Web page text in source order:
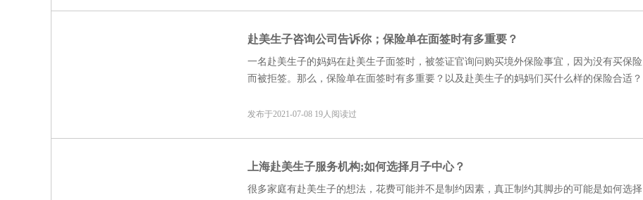
赴美生子咨询公司告诉你；保险单在面签时有多重要？
一名赴美生子的妈妈在赴美生子面签时，被签证官询问购买境外保险事宜，因为没有买保险
而被拒签。那么，保险单在面签时有多重要？以及赴美生子的妈妈们买什么样的保险合适？
发布于2021-07-08 19人阅读过
上海赴美生子服务机构;如何选择月子中心？
很多家庭有赴美生子的想法，花费可能并不是制约因素，真正制约其脚步的可能是如何选择